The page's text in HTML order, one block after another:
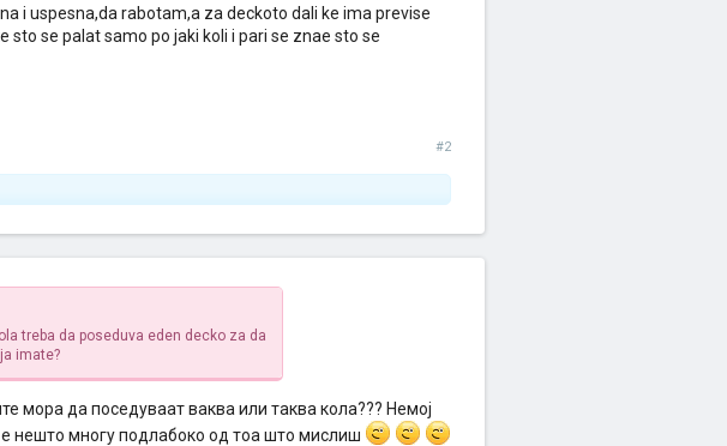
i uspesna,da rabotam,a za deckoto dali ke ima previse
sto se palat samo po jaki koli i pari se znae sto se
#2
treba da poseduva eden decko za da
imate?
мора да поседуваат ваква или таква кола??? Немој
нешто многу подлабоко од тоа што мислиш